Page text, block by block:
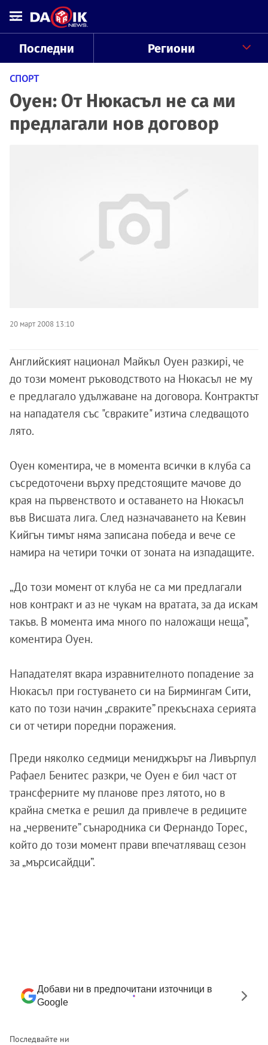
Последни Региони
СПОРТ
Оуен: От Нюкасъл не са ми
предлагали нов договор
20 март 2008 13:10
Английският национал Майкъл Оуен разкирi, че
до този момент ръководството на Нюкасъл не му
е предлагало удължаване на договора. Контрактът
на нападателя със "свраките" изтича следващото
лято.
Оуен коментира, че в момента всички в клуба са
съсредоточени върху предстоящите мачове до
края на първенството и оставането на Нюкасъл
във Висшата лига. След назначаването на Кевин
Кийгън тимът няма записана победа и вече се
намира на четири точки от зоната на изпадащите.
„До този момент от клуба не са ми предлагали
нов контракт и аз не чукам на вратата, за да искам
такъв. В момента има много по наложащи неща”,
коментира Оуен.
Нападателят вкара изравнителното попадение за
Нюкасъл при гостуването си на Бирмингам Сити,
като по този начин „свраките” прекъснаха серията
си от четири поредни поражения.
Преди няколко седмици мениджърът на Ливърпул
Рафаел Бенитес разкри, че Оуен е бил част от
трансферните му планове през лятото, но в
крайна сметка е решил да привлече в редиците
на „червените” сънародника си Фернандо Торес,
който до този момент прави впечатляващ сезон
за „мърсисайдци”.
Добави ни в предпочитани източници в
Google
Последвайте ни